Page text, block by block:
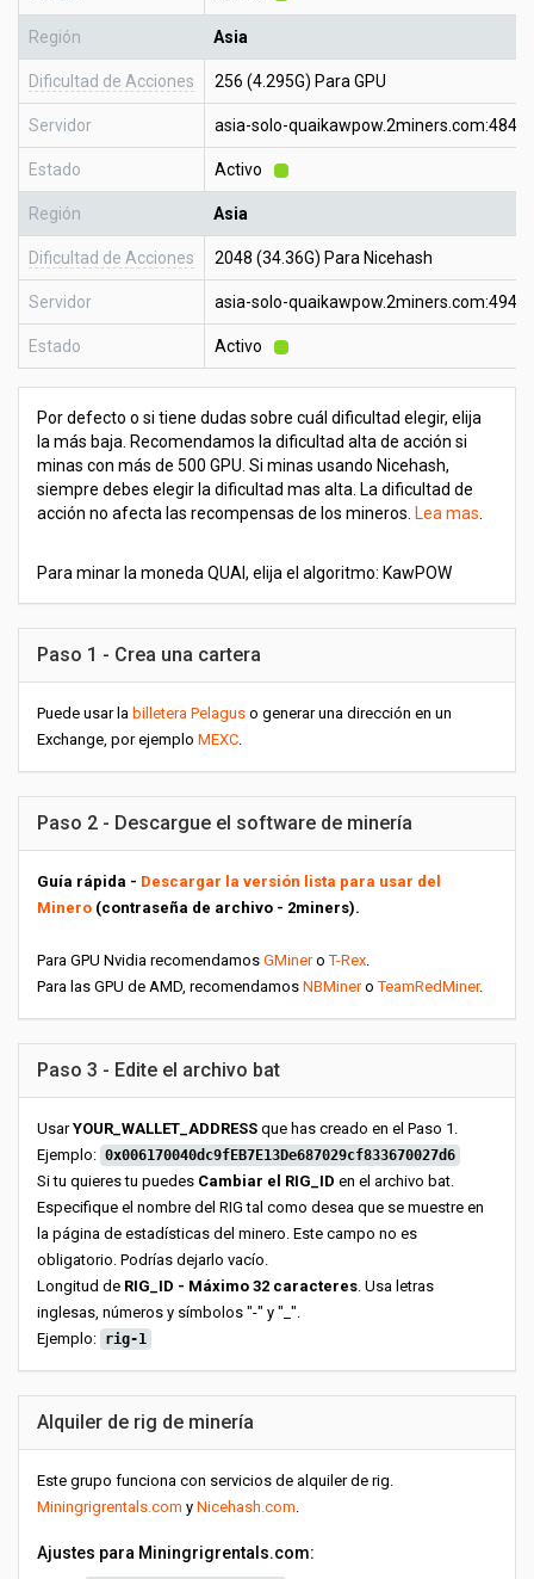
Región Asia
Dificultad de Acciones 256 (4.295G) Para GPU
Servidor asia-solo-quaikawpow.2miners.com:4848
Estado Activo
Región Asia
Dificultad de Acciones 2048 (34.36G) Para Nicehash
Servidor asia-solo-quaikawpow.2miners.com:4949
Estado Activo
Por defecto o si tiene dudas sobre cuál dificultad elegir, elija
la más baja. Recomendamos la dificultad alta de acción si
minas con más de 500 GPU. Si minas usando Nicehash,
siempre debes elegir la dificultad mas alta. La dificultad de
acción no afecta las recompensas de los mineros. Lea mas
Para minar la moneda QUAI, elija el algoritmo: KawPOW
Paso 1 - Crea una cartera
Puede usar la billetera Pelagus o generar una dirección en un
Exchange, por ejemplo MEXC.
Paso 2 - Descargue el software de minería
Guía rápida - Descargar la versión lista para usar del
Minero (contraseña de archivo - 2miners).
Para GPU Nvidia recomendamos GMineroT-Rex.
Para las GPU de AMD, recomendamos NBMineroTeamRedMiner.
Paso 3 - Edite el archivo bat
UsarYOUR_WALLET_ADDRESS que has creado en el Paso 1.
Ejemplo: 0x006170040dc9fEB7E13De687029cf833670027d6
Si tu quieres tu puedes Cambiar el RIG_ID en el archivo bat.
Especifique el nombre del RIG tal como desea que se muestre en
la página de estadísticas del minero. Este campo no es
obligatorio. Podrías dejarlo vacío.
Longitud de RIG_ID - Máximo 32 caracteres. Usa letras
inglesas, números y símbolos "-" y "_".
Ejemplo: rig-1
Alquiler de rig de minería
Este grupo funciona con servicios de alquiler de rig.
Miningrigrentals.com y Nicehash.com.
Ajustes para Miningrigrentals.com: